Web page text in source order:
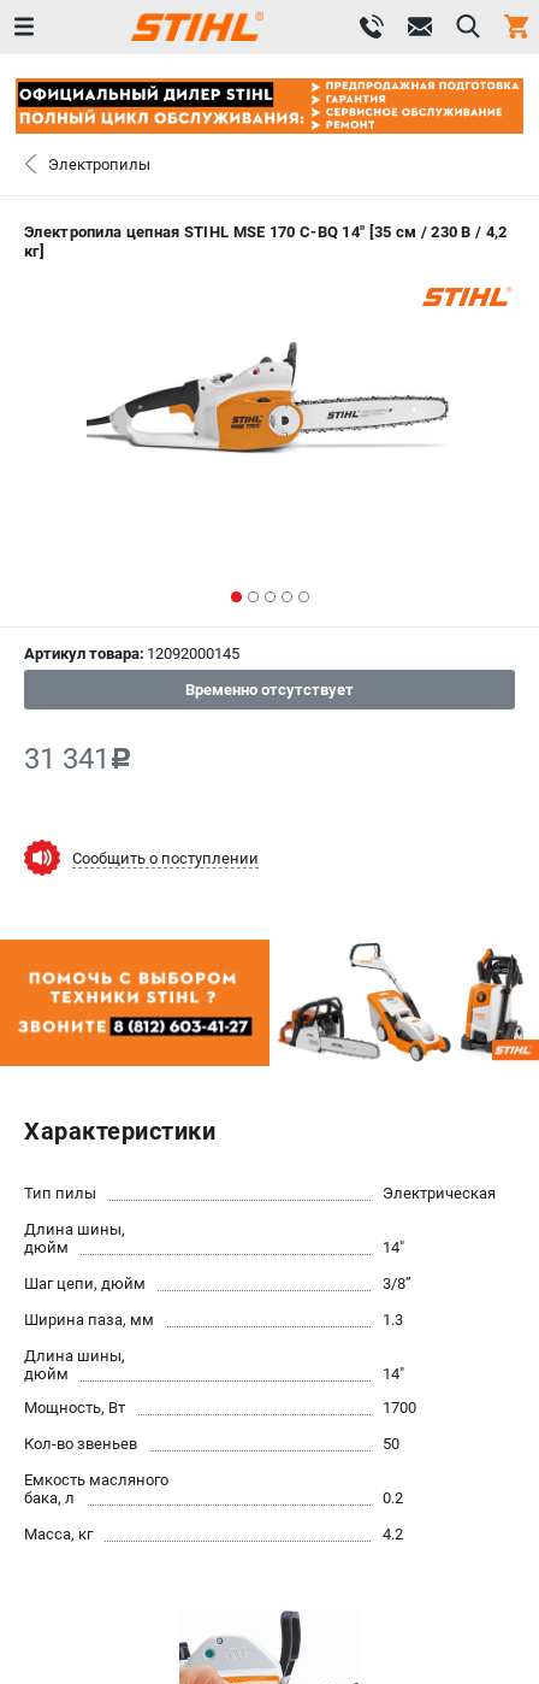
СЕРВИС
КАТАЛОГ
ВХОД ИЛИ РЕГИСТРАЦИЯ
0 ₽
Сервисный центр
Гарантия Stihl
Часто задаваемые вопросы FAQ
ИНФОРМАЦИЯ
О компании
О бренде
Способы оплаты
Контакты
Бонусная программа
Пользовательское соглашение
Бензопилы
Мотокосы
Газонокосилки и тракторы
Опрыскиватели
Измельчители
Ножницы для изгороди
Электропилы
Электропила цепная STIHL MSE 170 С-BQ 14" [35 см / 230 В / 4,2
кг]
Артикул товара: 12092000145
Временно отсутствует
31 341 c
Сообщить о поступлении
Характеристики
Тип пилы
Электрическая
Длина шины,
дюйм
14"
Шаг цепи, дюйм
3/8’’
Ширина паза, мм
1.3
Длина шины,
дюйм
14"
Мощность, Вт
1700
Кол-во звеньев
50
Емкость масляного
бака, л
0.2
Масса, кг
4.2